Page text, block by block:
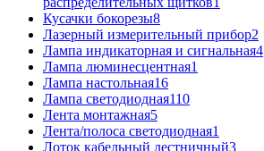
Кусачки бокорезы8
Лазерный измерительный прибор2
Лампа индикаторная и сигнальная4
Лампа люминесцентная1
Лампа настольная16
Лампа светодиодная110
Лента монтажная5
Лента/полоса светодиодная1
Лоток кабельный лестничный3